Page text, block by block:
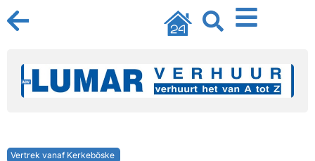
Vertrek vanaf Kerkeböske